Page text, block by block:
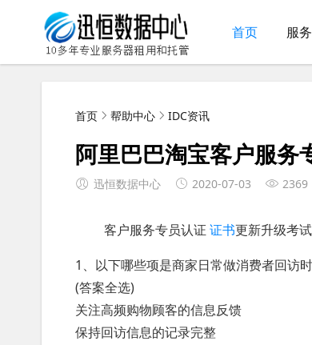
首页 服
首页 帮助中心 IDC资讯
阿里巴巴淘宝客户服务
迅恒数据中心 2020-07-03 2369
客户服务专员认证 证书更新升级考
1、以下哪些项是商家日常做消费者回访
(答案全选)
关注高频购物顾客的信息反馈
保持回访信息的记录完整